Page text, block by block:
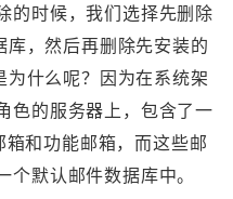
的时候，我们选择先删除
，然后再删除先安装的
什么呢？因为在系统架
色的服务器上，包含了一
和功能邮箱，而这些邮
个默认邮件数据库中。